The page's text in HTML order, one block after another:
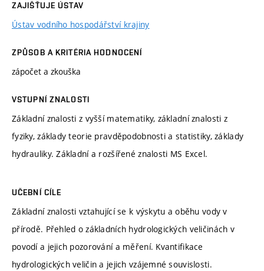
ZAJIŠŤUJE ÚSTAV
Ústav vodního hospodářství krajiny
ZPŮSOB A KRITÉRIA HODNOCENÍ
zápočet a zkouška
VSTUPNÍ ZNALOSTI
Základní znalosti z vyšší matematiky, základní znalosti z
fyziky, základy teorie pravděpodobnosti a statistiky, základy
hydrauliky. Základní a rozšířené znalosti MS Excel.
UČEBNÍ CÍLE
Základní znalosti vztahující se k výskytu a oběhu vody v
přírodě. Přehled o základních hydrologických veličinách v
povodí a jejich pozorování a měření. Kvantifikace
hydrologických veličin a jejich vzájemné souvislosti.